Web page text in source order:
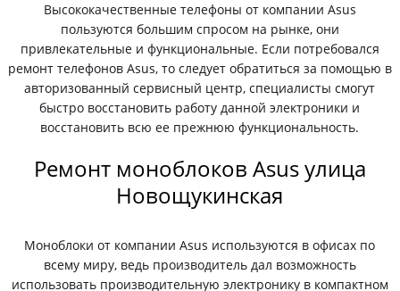
Высококачественные телефоны от компании Asus
пользуются большим спросом на рынке, они
привлекательные и функциональные. Если потребовался
ремонт телефонов Asus, то следует обратиться за помощью в
авторизованный сервисный центр, специалисты смогут
быстро восстановить работу данной электроники и
восстановить всю ее прежнюю функциональность.
Ремонт моноблоков Asus улица
Новощукинская
Моноблоки от компании Asus используются в офисах по
всему миру, ведь производитель дал возможность
использовать производительную электронику в компактном